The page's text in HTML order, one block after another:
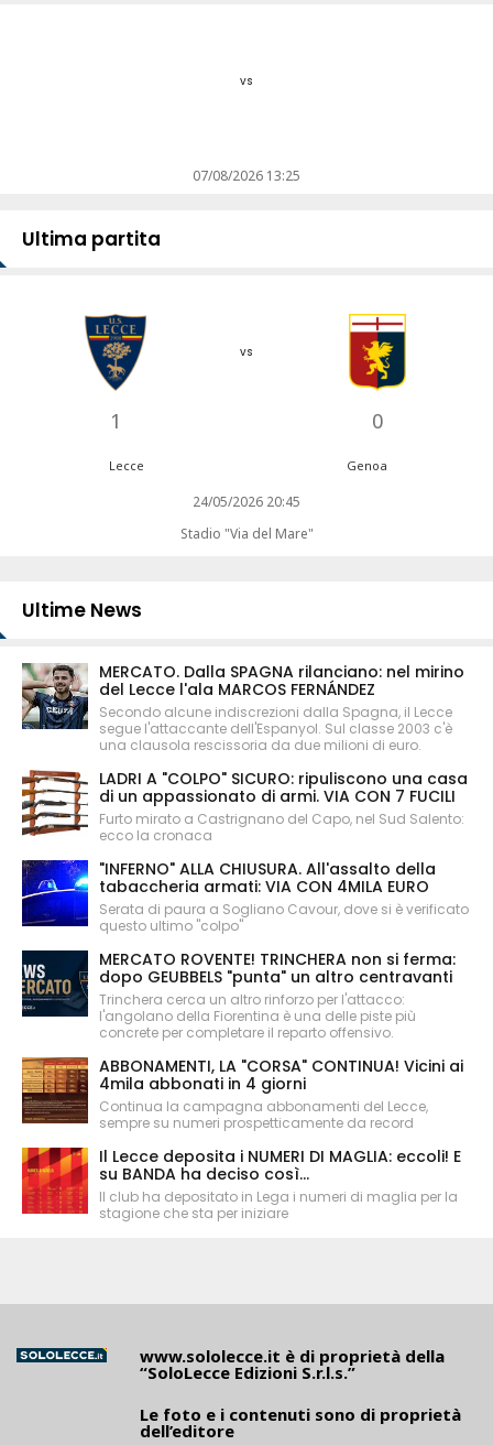
vs
07/08/2026 13:25
Ultima partita
1
vs
0
Lecce Genoa
24/05/2026 20:45
Stadio "Via del Mare"
Ultime News
MERCATO. Dalla SPAGNA rilanciano: nel mirino
del Lecce l'ala MARCOS FERNÁNDEZ
Secondo alcune indiscrezioni dalla Spagna, il Lecce
segue l'attaccante dell'Espanyol. Sul classe 2003 c'è
una clausola rescissoria da due milioni di euro.
LADRI A "COLPO" SICURO: ripuliscono una casa
di un appassionato di armi. VIA CON 7 FUCILI
Furto mirato a Castrignano del Capo, nel Sud Salento:
ecco la cronaca
"INFERNO" ALLA CHIUSURA. All'assalto della
tabaccheria armati: VIA CON 4MILA EURO
Serata di paura a Sogliano Cavour, dove si è verificato
questo ultimo "colpo"
MERCATO ROVENTE! TRINCHERA non si ferma:
dopo GEUBBELS "punta" un altro centravanti
Trinchera cerca un altro rinforzo per l'attacco:
l'angolano della Fiorentina è una delle piste più
concrete per completare il reparto offensivo.
ABBONAMENTI, LA "CORSA" CONTINUA! Vicini ai
4mila abbonati in 4 giorni
Continua la campagna abbonamenti del Lecce,
sempre su numeri prospetticamente da record
Il Lecce deposita i NUMERI DI MAGLIA: eccoli! E
su BANDA ha deciso così...
Il club ha depositato in Lega i numeri di maglia per la
stagione che sta per iniziare
www.sololecce.it è di proprietà della
“SoloLecce Edizioni S.r.l.s.”
Le foto e i contenuti sono di proprietà
dell’editore